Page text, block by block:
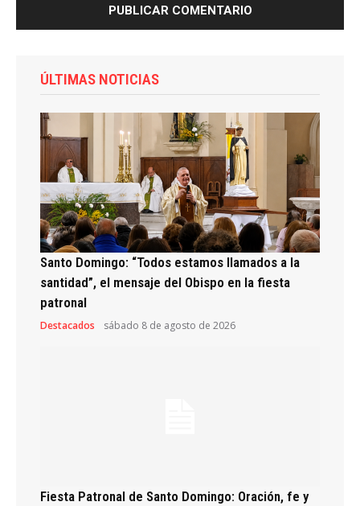
ÚLTIMAS NOTICIAS
Santo Domingo: “Todos estamos llamados a la
santidad”, el mensaje del Obispo en la fiesta
patronal
Destacados sábado 8 de agosto de 2026
Fiesta Patronal de Santo Domingo: Oración, fe y